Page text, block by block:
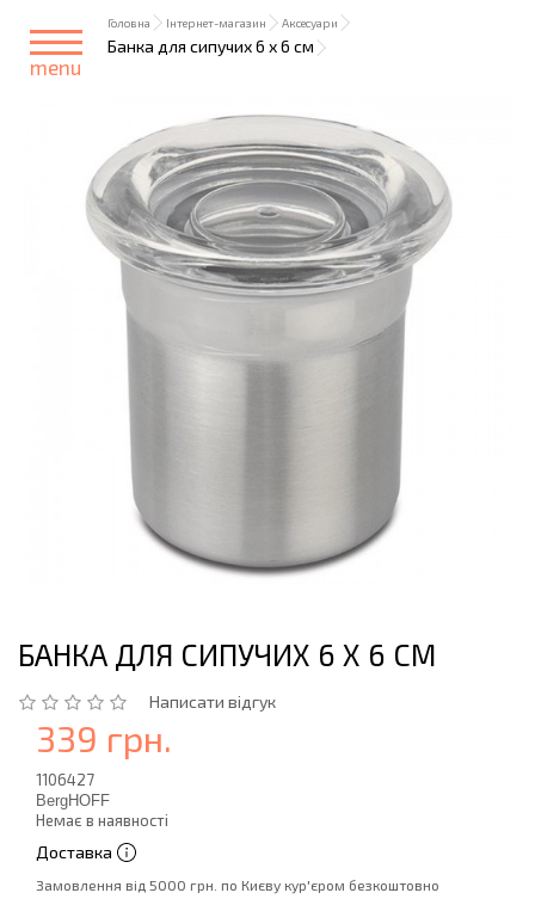
menu
Головна Інтернет-магазин Аксесуари
Банка для сипучих 6 х 6 см
БАНКА ДЛЯ СИПУЧИХ 6 Х 6 СМ
Написати відгук
339 грн.
1106427
BergHOFF
Немає в наявності
Доставка
Замовлення від 5000 грн. по Києву кур'єром безкоштовно